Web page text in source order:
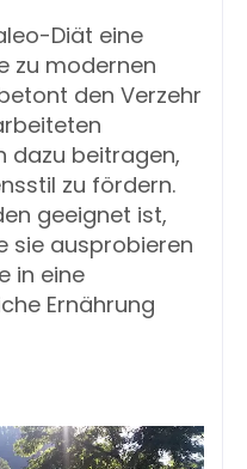
Diät eine
zu modernen
den Verzehr
dazu beitragen,
zu fördern.
geeignet ist,
sie ausprobieren
in eine
Ernährung